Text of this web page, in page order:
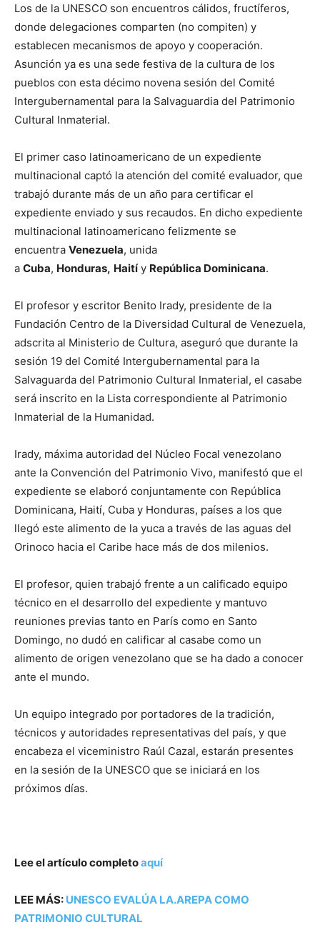
Los de la UNESCO son encuentros cálidos, fructíferos,
donde delegaciones comparten (no compiten) y
establecen mecanismos de apoyo y cooperación.
Asunción ya es una sede festiva de la cultura de los
pueblos con esta décimo novena sesión del Comité
Intergubernamental para la Salvaguardia del Patrimonio
Cultural Inmaterial.
El primer caso latinoamericano de un expediente
multinacional captó la atención del comité evaluador, que
trabajó durante más de un año para certificar el
expediente enviado y sus recaudos. En dicho expediente
multinacional latinoamericano felizmente se
encuentra Venezuela, unida
a Cuba, Honduras, Haitíy República Dominicana.
El profesor y escritor Benito Irady, presidente de la
Fundación Centro de la Diversidad Cultural de Venezuela,
adscrita al Ministerio de Cultura, aseguró que durante la
sesión 19 del Comité Intergubernamental para la
Salvaguarda del Patrimonio Cultural Inmaterial, el casabe
será inscrito en la Lista correspondiente al Patrimonio
Inmaterial de la Humanidad.
Irady, máxima autoridad del Núcleo Focal venezolano
ante la Convención del Patrimonio Vivo, manifestó que el
expediente se elaboró conjuntamente con República
Dominicana, Haití, Cuba y Honduras, países a los que
llegó este alimento de la yuca a través de las aguas del
Orinoco hacia el Caribe hace más de dos milenios.
El profesor, quien trabajó frente a un calificado equipo
técnico en el desarrollo del expediente y mantuvo
reuniones previas tanto en París como en Santo
Domingo, no dudó en calificar al casabe como un
alimento de origen venezolano que se ha dado a conocer
ante el mundo.
Un equipo integrado por portadores de la tradición,
técnicos y autoridades representativas del país, y que
encabeza el viceministro Raúl Cazal, estarán presentes
en la sesión de la UNESCO que se iniciará en los
próximos días.
Lee el artículo completoaquí
LEE MÁS: UNESCO EVALÚA LA.AREPA COMO
PATRIMONIO CULTURAL